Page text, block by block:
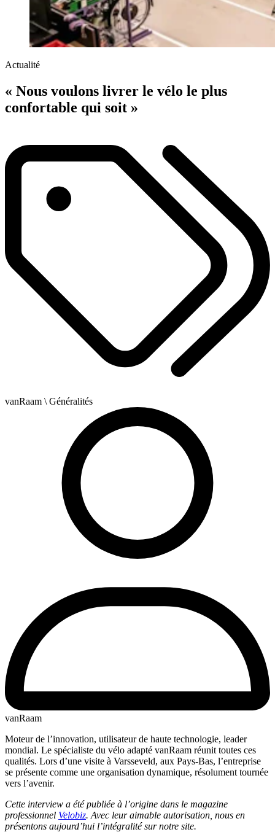
Actualité
« Nous voulons livrer le vélo le plus
confortable qui soit »
vanRaam \ Généralités
vanRaam
Moteur de l’innovation, utilisateur de haute technologie, leader
mondial. Le spécialiste du vélo adapté vanRaam réunit toutes ces
qualités. Lors d’une visite à Varsseveld, aux Pays-Bas, l’entreprise
se présente comme une organisation dynamique, résolument tournée
vers l’avenir.
Cette interview a été publiée à l’origine dans le magazine
professionnel Velobiz. Avec leur aimable autorisation, nous en
présentons aujourd’hui l’intégralité sur notre site.